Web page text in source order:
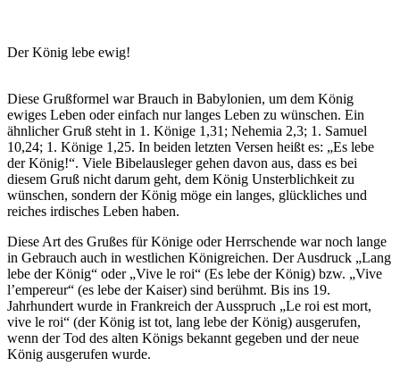
Der König lebe ewig!
Diese Grußformel war Brauch in Babylonien, um dem König
ewiges Leben oder einfach nur langes Leben zu wünschen. Ein
ähnlicher Gruß steht in 1. Könige 1,31; Nehemia 2,3; 1. Samuel
10,24; 1. Könige 1,25. In beiden letzten Versen heißt es: „Es lebe
der König!“. Viele Bibelausleger gehen davon aus, dass es bei
diesem Gruß nicht darum geht, dem König Unsterblichkeit zu
wünschen, sondern der König möge ein langes, glückliches und
reiches irdisches Leben haben.
Diese Art des Grußes für Könige oder Herrschende war noch lange
in Gebrauch auch in westlichen Königreichen. Der Ausdruck „Lang
lebe der König“ oder „Vive le roi“ (Es lebe der König) bzw. „Vive
l’empereur“ (es lebe der Kaiser) sind berühmt. Bis ins 19.
Jahrhundert wurde in Frankreich der Ausspruch „Le roi est mort,
vive le roi“ (der König ist tot, lang lebe der König) ausgerufen,
wenn der Tod des alten Königs bekannt gegeben und der neue
König ausgerufen wurde.